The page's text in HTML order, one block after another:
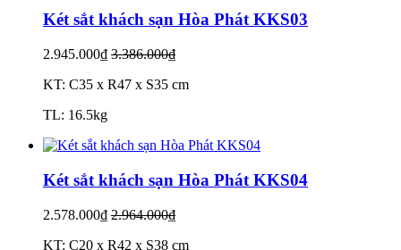
Két sắt khách sạn Hòa Phát KKS03
2.945.000₫ 3.386.000₫
KT: C35 x R47 x S35 cm
TL: 16.5kg
Két sắt khách sạn Hòa Phát KKS04
2.578.000₫ 2.964.000₫
KT: C20 x R42 x S38 cm